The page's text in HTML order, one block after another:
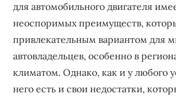
для автомобильного двигателя
неоспоримых преимуществ,
привлекательным вариантом для
автовладельцев, особенно в
климатом. Однако, как и у любого
него есть и свои недостатки,